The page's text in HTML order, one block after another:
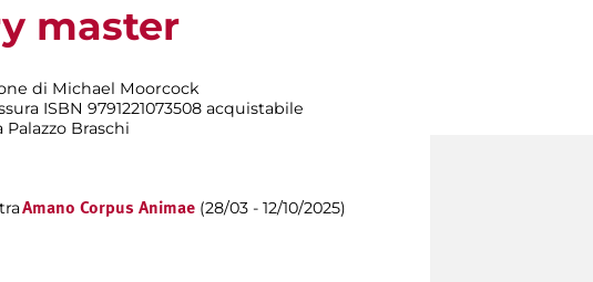
master
di Michael Moorcock
ISBN 9791221073508 acquistabile
Braschi
Amano Corpus Animae (28/03 - 12/10/2025)